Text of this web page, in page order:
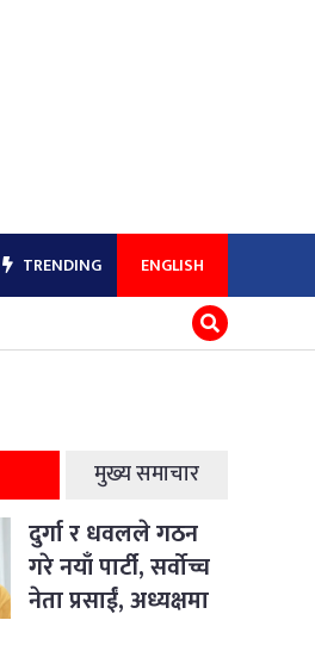
TRENDING ENGLISH
मुख्य समाचार
दुर्गा र धवलले गठन
गरे नयाँ पार्टी, सर्वोच्च
नेता प्रसाईं, अध्यक्षमा